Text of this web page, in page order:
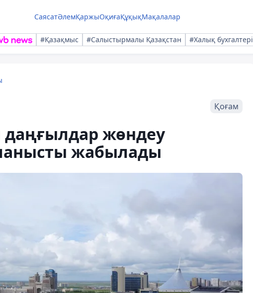
СаясатӘлемҚаржыОқиғаҚұқықМақалалар
#Қазақмыс #Салыстырмалы Қазақстан #Халық бухгалтері
Қоғам
жөндеу
жабылады